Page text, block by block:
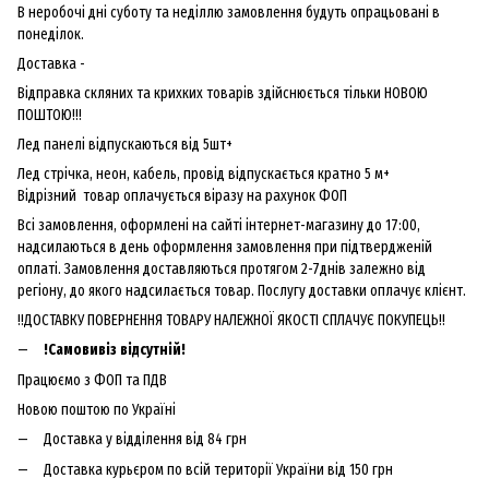
В неробочі дні суботу та неділлю замовлення будуть опрацьовані в
понеділок.
Доставка -
Відправка скляних та крихких товарів здійснюється тільки НОВОЮ
ПОШТОЮ!!!
Лед панелі відпускаються від 5шт+
Лед стрічка, неон, кабель, провід відпускається кратно 5 м+
Відрізний товар оплачується віразу на рахунок ФОП
Всі замовлення, оформлені на сайті інтернет-магазину до 17:00,
надсилаються в день оформлення замовлення при підтвердженій
оплаті. Замовлення доставляються протягом 2-7днів залежно від
регіону, до якого надсилається товар. Послугу доставки оплачує клієнт.
!!ДОСТАВКУ ПОВЕРНЕННЯ ТОВАРУ НАЛЕЖНОЇ ЯКОСТІ СПЛАЧУЄ ПОКУПЕЦЬ!!
!Самовивіз відсутній!
Працюємо з ФОП та ПДВ
Новою поштою по Україні
Доставка у відділення від 84 грн
Доставка курьєром по всій території України від 150 грн